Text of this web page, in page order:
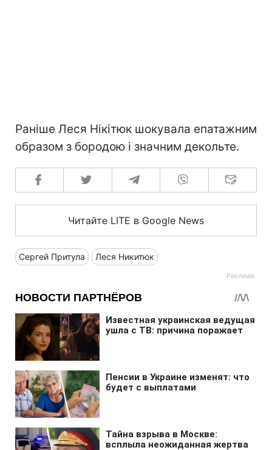
Раніше Леся Нікітюк шокувала епатажним
образом з бородою і значним декольте.
Читайте LITE в Google News
Сергей Притула Леся Никитюк